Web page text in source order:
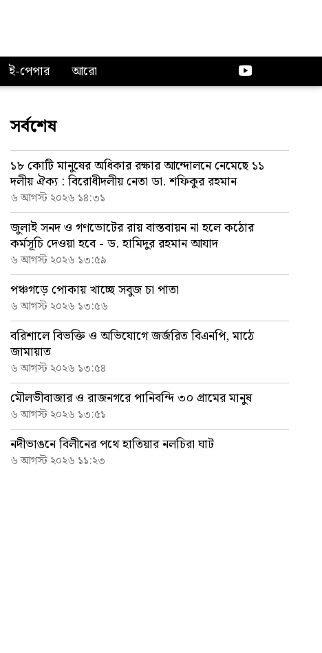
ই-পেপার আরো
সর্বশেষ
১৮ কোটি মানুষের অধিকার রক্ষার আন্দোলনে নেমেছে ১১
দলীয় ঐক্য : বিরোধীদলীয় নেতা ডা. শফিকুর রহমান
৬ আগস্ট ২০২৬ ১৪:৩১
জুলাই সনদ ও গণভোটের রায় বাস্তবায়ন না হলে কঠোর
কর্মসূচি দেওয়া হবে - ড. হামিদুর রহমান আযাদ
৬ আগস্ট ২০২৬ ১৩:৫৯
পঞ্চগড়ে পোকায় খাচ্ছে সবুজ চা পাতা
৬ আগস্ট ২০২৬ ১৩:৫৬
বরিশালে বিভক্তি ও অভিযোগে জর্জরিত বিএনপি, মাঠে
জামায়াত
৬ আগস্ট ২০২৬ ১৩:৫৪
মৌলভীবাজার ও রাজনগরে পানিবন্দি ৩০ গ্রামের মানুষ
৬ আগস্ট ২০২৬ ১৩:৫১
নদীভাঙনে বিলীনের পথে হাতিয়ার নলচিরা ঘাট
৬ আগস্ট ২০২৬ ১১:২৩